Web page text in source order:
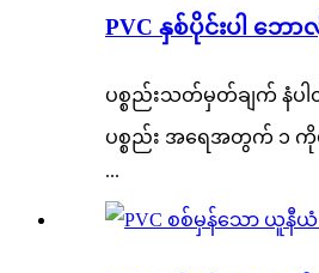
PVC နှစ်ပိုင်းပါ ဘေ
ပစ္စည်းသတ်မှတ်ချက် နံပ
ပစ္စည်း အရေအတွက် ၁ ကို
...